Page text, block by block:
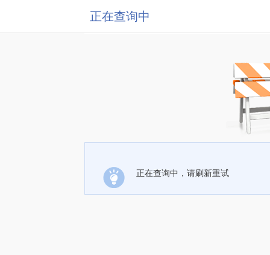
正在查询中
正在查询中，请刷新重试